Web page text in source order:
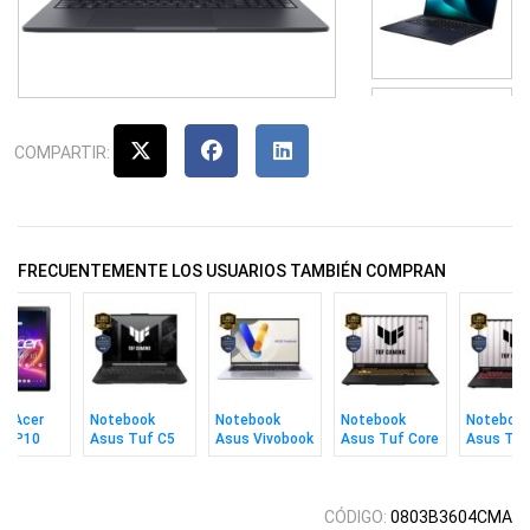
COMPARTIR:
FRECUENTEMENTE LOS USUARIOS TAMBIÉN COMPRAN
Acer
P10
Notebook
Asus Tuf C5
210h 8gb
Notebook
Asus Vivobook
C9 270h 16gb
Notebook
Asus Tuf Core
i7 16gb 512gb
Notebook
Asus Tuf
Ryzen 7
CÓDIGO: 0803B3604CMA